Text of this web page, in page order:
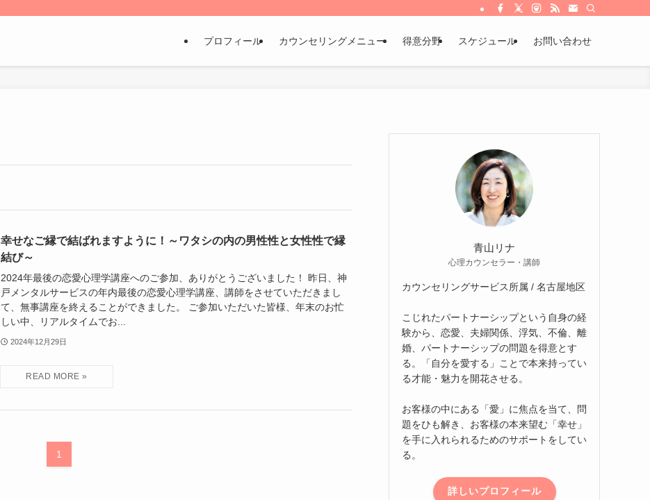
プロフィール カウンセリングメニュー 得意分野 スケジュール お問い合わせ
幸せなご縁で結ばれますように！～ワタシの内の男性性と女性性で縁
結び～
2024年最後の恋愛心理学講座へのご参加、ありがとうございました！ 昨日、神
戸メンタルサービスの年内最後の恋愛心理学講座、講師をさせていただきまし
て、無事講座を終えることができました。 ご参加いただいた皆様、年末のお忙
しい中、リアルタイムでお...
2024年12月29日
1
青山リナ
心理カウンセラー・講師
カウンセリングサービス所属 / 名古屋地区
こじれたパートナーシップという自身の経
験から、恋愛、夫婦関係、浮気、不倫、離
婚、パートナーシップの問題を得意とす
る。「自分を愛する」ことで本来持ってい
る才能・魅力を開花させる。
お客様の中にある「愛」に焦点を当て、問
題をひも解き、お客様の本来望む「幸せ」
を手に入れられるためのサポートをしてい
る。
詳しいプロフィール